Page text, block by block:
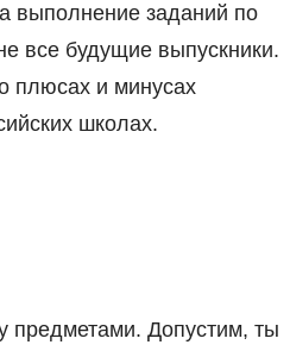
выполнение заданий по
все будущие выпускники.
плюсах и минусах
школах.
предметами. Допустим, ты